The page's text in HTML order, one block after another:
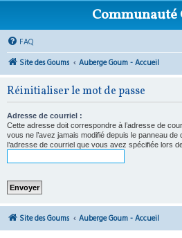
Communauté
FAQ
Site des Goums
Auberge Goum - Accueil
Réinitialiser le mot de passe
Adresse de courriel :
Cette adresse doit correspondre à l’adresse de
vous ne l’avez jamais modifié depuis le panneau de
l’adresse de courriel que vous avez spécifiée lors
Site des Goums Auberge Goum - Accueil